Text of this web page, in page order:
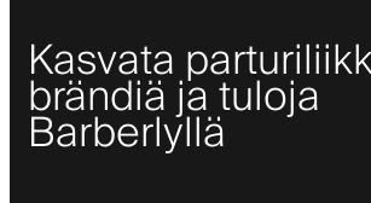
Kasvata
brändiä ja tuloja
Barberlyllä